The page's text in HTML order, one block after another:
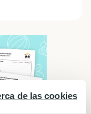
de las cookies